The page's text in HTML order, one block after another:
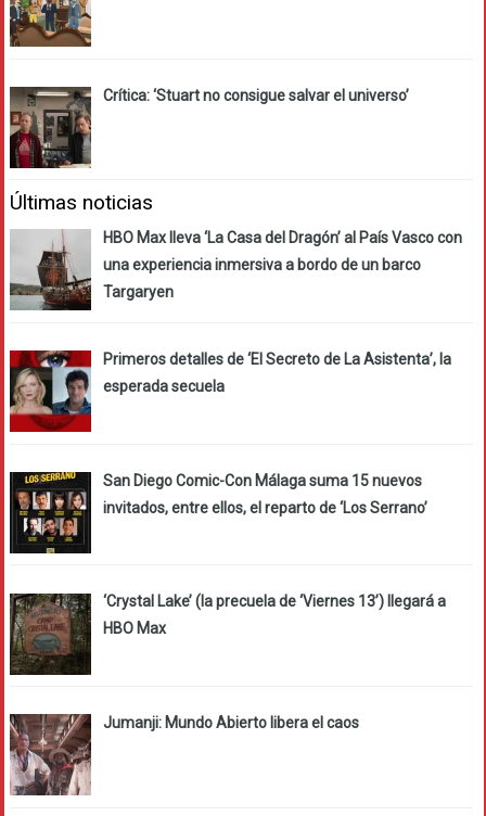
Crítica: ‘Stuart no consigue salvar el universo’
Últimas noticias
HBO Max lleva ‘La Casa del Dragón’ al País Vasco con
una experiencia inmersiva a bordo de un barco
Targaryen
Primeros detalles de ‘El Secreto de La Asistenta’, la
esperada secuela
San Diego Comic-Con Málaga suma 15 nuevos
invitados, entre ellos, el reparto de ‘Los Serrano’
‘Crystal Lake’ (la precuela de ‘Viernes 13’) llegará a
HBO Max
Jumanji: Mundo Abierto libera el caos